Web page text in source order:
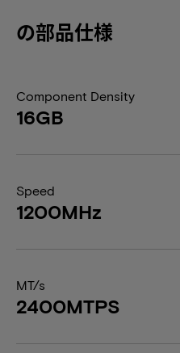
の部品仕様
Component Density
16GB
Speed
1200MHz
MT/s
2400MTPS